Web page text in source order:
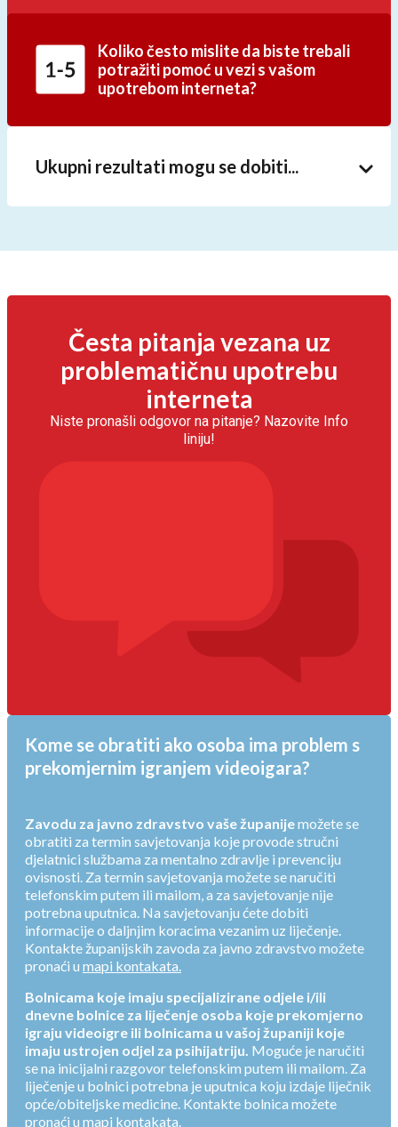
Koliko često mislite da biste trebali
potražiti pomoć u vezi s vašom
upotrebom interneta?
Ukupni rezultati mogu se dobiti...
Česta pitanja vezana uz
problematičnu upotrebu
interneta
Niste pronašli odgovor na pitanje? Nazovite Info
liniju!
Kome se obratiti ako osoba ima problem s
prekomjernim igranjem videoigara?
Zavodu za javno zdravstvo vaše županijemožete se
obratiti za termin savjetovanja koje provode stručni
djelatnici službama za mentalno zdravlje i prevenciju
ovisnosti. Za termin savjetovanja možete se naručiti
telefonskim putem ili mailom, a za savjetovanje nije
potrebna uputnica. Na savjetovanju ćete dobiti
informacije o daljnjim koracima vezanim uz liječenje.
Kontakte županijskih zavoda za javno zdravstvo možete
pronaći u mapi kontakata.
Bolnicama koje imaju specijalizirane odjele i/ili
dnevne bolnice za liječenje osoba koje prekomjerno
igraju videoigre ili bolnicama u vašoj županiji koje
imaju ustrojen odjel za psihijatriju. Moguće je naručiti
se na inicijalni razgovor telefonskim putem ili mailom. Za
liječenje u bolnici potrebna je uputnica koju izdaje liječnik
opće/obiteljske medicine. Kontakte bolnica možete
pronaći u mapi kontakata